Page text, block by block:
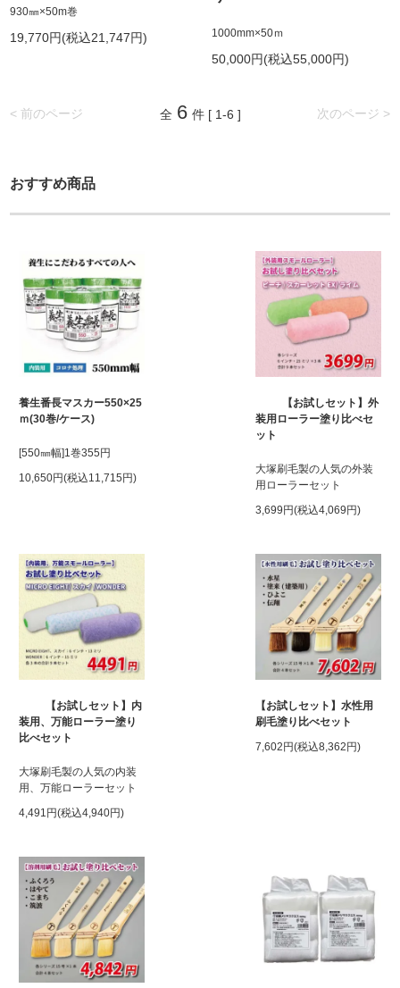
930㎜×50m巻
19,770円(税込21,747円) 1000mm×50ｍ
50,000円(税込55,000円)
< 前のページ 次のページ >
全 6 件 [ 1-6 ]
おすすめ商品
養生番長マスカー550×25
ｍ(30巻/ケース)
[550㎜幅]1巻355円
10,650円(税込11,715円)
【お試しセット】外
装用ローラー塗り比べセ
ット
大塚刷毛製の人気の外装
用ローラーセット
3,699円(税込4,069円)
【お試しセット】内
装用、万能ローラー塗り
比べセット
大塚刷毛製の人気の内装
用、万能ローラーセット
4,491円(税込4,940円)
【お試しセット】水性用
刷毛塗り比べセット
7,602円(税込8,362円)